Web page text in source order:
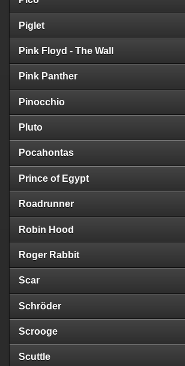
Piglet
Pink Floyd - The Wall
Pink Panther
Pinocchio
Pluto
Pocahontas
Prince of Egypt
Roadrunner
Robin Hood
Roger Rabbit
Scar
Schröder
Scrooge
Scuttle